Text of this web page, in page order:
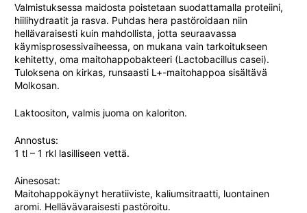
Valmistuksessa maidosta poistetaan suodattamalla proteiini,
hiilihydraatit ja rasva. Puhdas hera pastöroidaan niin
hellävaraisesti kuin mahdollista, jotta seuraavassa
käymisprosessivaiheessa, on mukana vain tarkoitukseen
kehitetty, oma maitohappobakteeri (Lactobacillus casei).
Tuloksena on kirkas, runsaasti L+-maitohappoa sisältävä
Molkosan.
Laktoositon, valmis juoma on kaloriton.
Annostus:
1 tl – 1 rkl lasilliseen vettä.
Ainesosat:
Maitohappokäynyt heratiiviste, kaliumsitraatti, luontainen
aromi. Hellävävaraisesti pastöroitu.